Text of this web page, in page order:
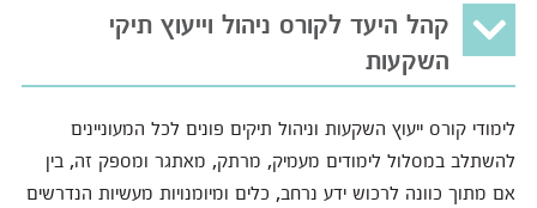
קהל היעד לקורס ניהול וייעוץ תיקי
השקעות
לימודי קורס ייעוץ השקעות וניהול תיקים פונים לכל המעוניינים
להשתלב במסלול לימודים מעמיק, מרתק, מאתגר ומספק זה, בין
אם מתוך כוונה לרכוש ידע נרחב, כלים ומיומנויות מעשיות הנדרשים